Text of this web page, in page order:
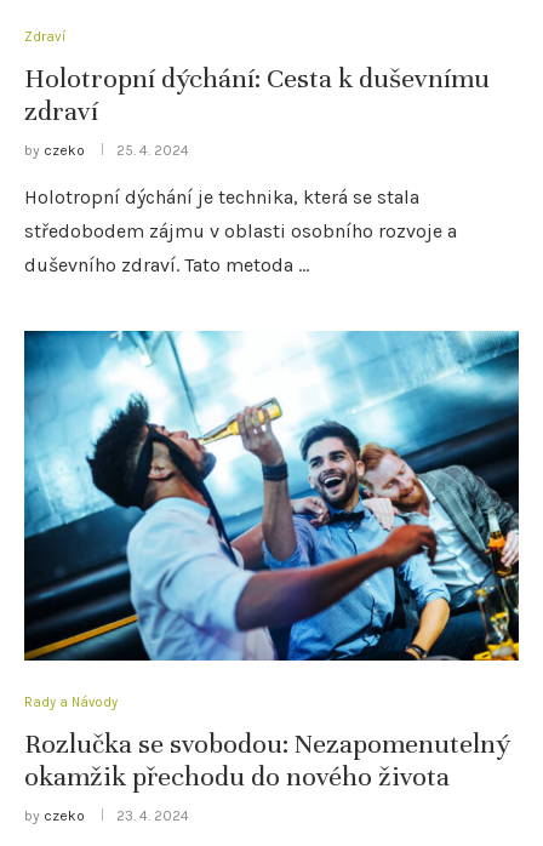
Zdraví
Holotropní dýchání: Cesta k duševnímu
zdraví
by czeko 25. 4. 2024
Holotropní dýchání je technika, která se stala
středobodem zájmu v oblasti osobního rozvoje a
duševního zdraví. Tato metoda …
Rady a Návody
Rozlučka se svobodou: Nezapomenutelný
okamžik přechodu do nového života
by czeko 23. 4. 2024